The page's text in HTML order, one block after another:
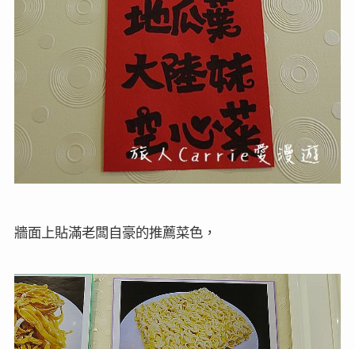
牆面上貼滿老闆自豪的推薦菜色，